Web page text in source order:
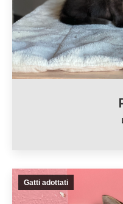
Gatti adottati